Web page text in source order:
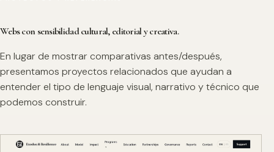
Webs con sensibilidad cultural, editorial y creativa.
En lugar de mostrar comparativas antes/después,
presentamos proyectos relacionados que ayudan a
entender el tipo de lenguaje visual, narrativo y técnico que
podemos construir.